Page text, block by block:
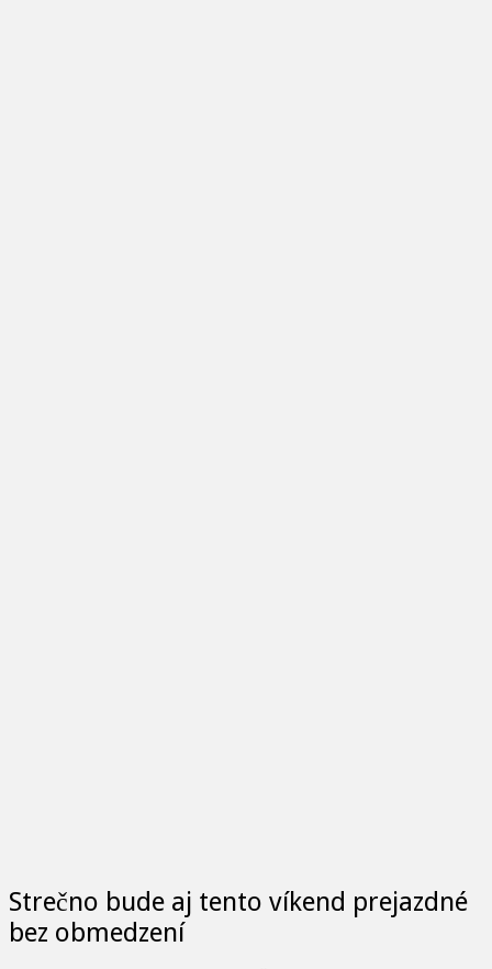
Strečno bude aj tento víkend prejazdné
bez obmedzení